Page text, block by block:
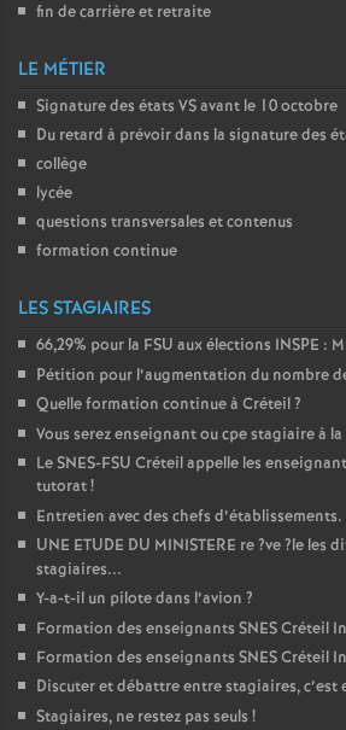
fin de carrière et retraite
LE MÉTIER
Signature des états VSavant le 10 octobre
Du retard à prévoir dans la signature des
collège
lycée
questions transversales et contenus
formation continue
LES STAGIAIRES
66,29% pour la FSU aux élections INSPE :
Pétition pour l’augmentation du nombre
Quelle formation continue à Créteil?
Vous serez enseignant ou cpe stagiaire à
LeSNES-FSU Créteil appelle les
tutorat!
Entretien avec des chefs d’établissements.
UNE ETUDE DU MINISTERE re?ve?le les
stagiaires...
Y-a-t-il un pilote dans l’avion ?
Formation des enseignants SNESCréteil
Formation des enseignants SNESCréteil
Discuter et débattre entre stagiaires, c’est
Stagiaires, ne restez pas seuls !